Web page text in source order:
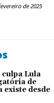
de 2025
Lula
de
existe desde